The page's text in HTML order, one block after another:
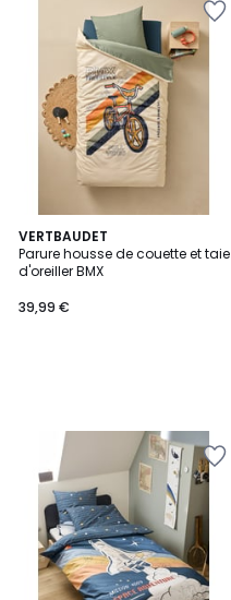
VERTBAUDET
Parure housse de couette et taie
d'oreiller BMX
39,99 €